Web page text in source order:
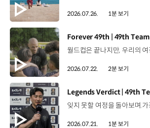
2026.07.26. 1분 보기
[동영상]
2026.07.22. 2분 보기
[동영상]
2026.07.21. 1분 보기